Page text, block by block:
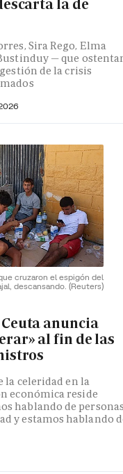
la de
Sira Rego, Elma
— que
de la crisis
cruzaron el espigón del
descansando. (Reuters)
anuncia
al fin de las
la celeridad en la
económica reside
hablando de
y estamos hablando